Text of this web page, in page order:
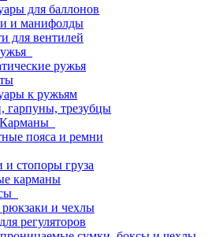
для баллонов
и манифолды
для вентилей
ружья
к ружьям
гарпуны, трезубцы
пояса и ремни
стопоры груза
карманы
и чехлы
регуляторов